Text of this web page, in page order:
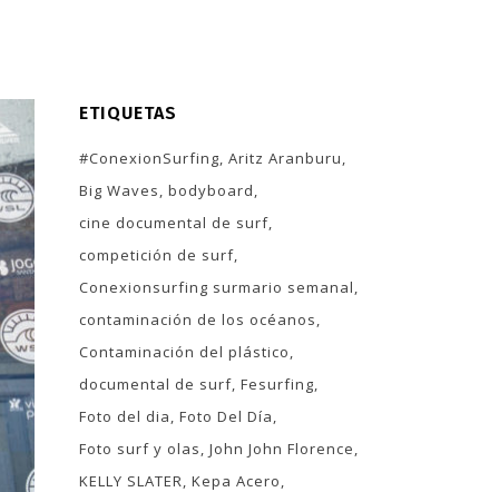
ETIQUETAS
#ConexionSurfing Aritz Aranburu
Big Waves bodyboard
cine documental de surf
competición de surf
Conexionsurfing surmario semanal
contaminación de los océanos
Contaminación del plástico
documental de surf Fesurfing
Foto del dia Foto Del Día
Foto surf y olas John John Florence
KELLY SLATER Kepa Acero